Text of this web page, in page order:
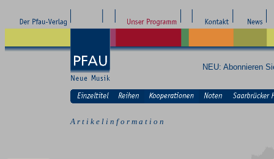
NEU: Abonnieren
A r t i k e l i n f o r m a t i o n